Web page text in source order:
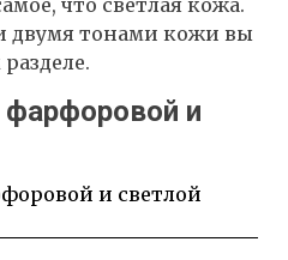
что светлая кожа.
двумя тонами кожи вы
и